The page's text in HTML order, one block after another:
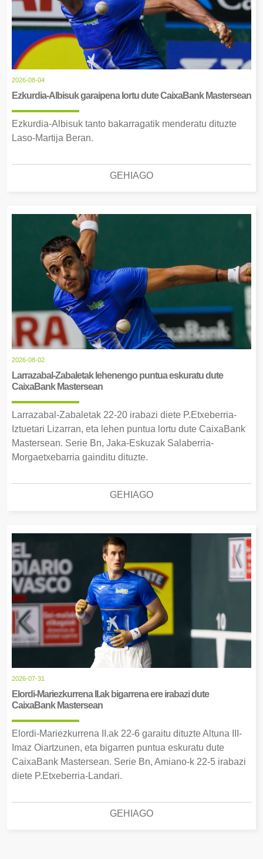
2026-08-04
Ezkurdia-Albisuk garaipena lortu dute CaixaBank Mastersean
Ezkurdia-Albisuk tanto bakarragatik menderatu dituzte
Laso-Martija Beran.
GEHIAGO
2026-08-02
Larrazabal-Zabaletak lehenengo puntua eskuratu dute
CaixaBank Mastersean
Larrazabal-Zabaletak 22-20 irabazi diete P.Etxeberria-
Iztuetari Lizarran, eta lehen puntua lortu dute CaixaBank
Mastersean. Serie Bn, Jaka-Eskuzak Salaberria-
Morgaetxebarria gainditu dituzte.
GEHIAGO
2026-07-31
Elordi-Mariezkurrena II.ak bigarrena ere irabazi dute
CaixaBank Mastersean
Elordi-Mariezkurrena II.ak 22-6 garaitu dituzte Altuna III-
Imaz Oiartzunen, eta bigarren puntua eskuratu dute
CaixaBank Mastersean. Serie Bn, Amiano-k 22-5 irabazi
diete P.Etxeberria-Landari.
GEHIAGO